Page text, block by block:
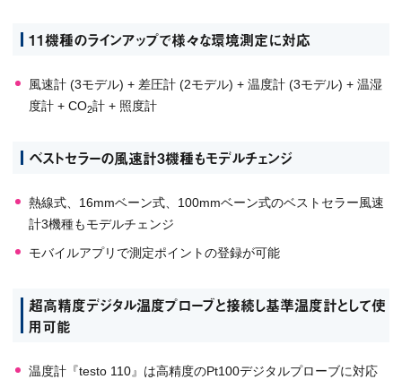
11機種のラインアップで様々な環境測定に対応
風速計 (3モデル) + 差圧計 (2モデル) + 温度計 (3モデル) + 温湿
度計 + CO2計 + 照度計
ベストセラーの風速計3機種もモデルチェンジ
熱線式、16mmベーン式、100mmベーン式のベストセラー風速
計3機種もモデルチェンジ
モバイルアプリで測定ポイントの登録が可能
超高精度デジタル温度プローブと接続し基準温度計として使
用可能
温度計『testo 110』は高精度のPt100デジタルプローブに対応